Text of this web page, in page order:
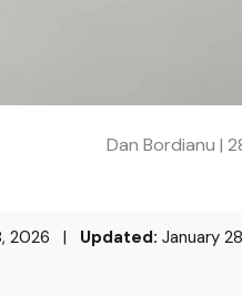
Dan Bordianu |
2026 | Updated: January